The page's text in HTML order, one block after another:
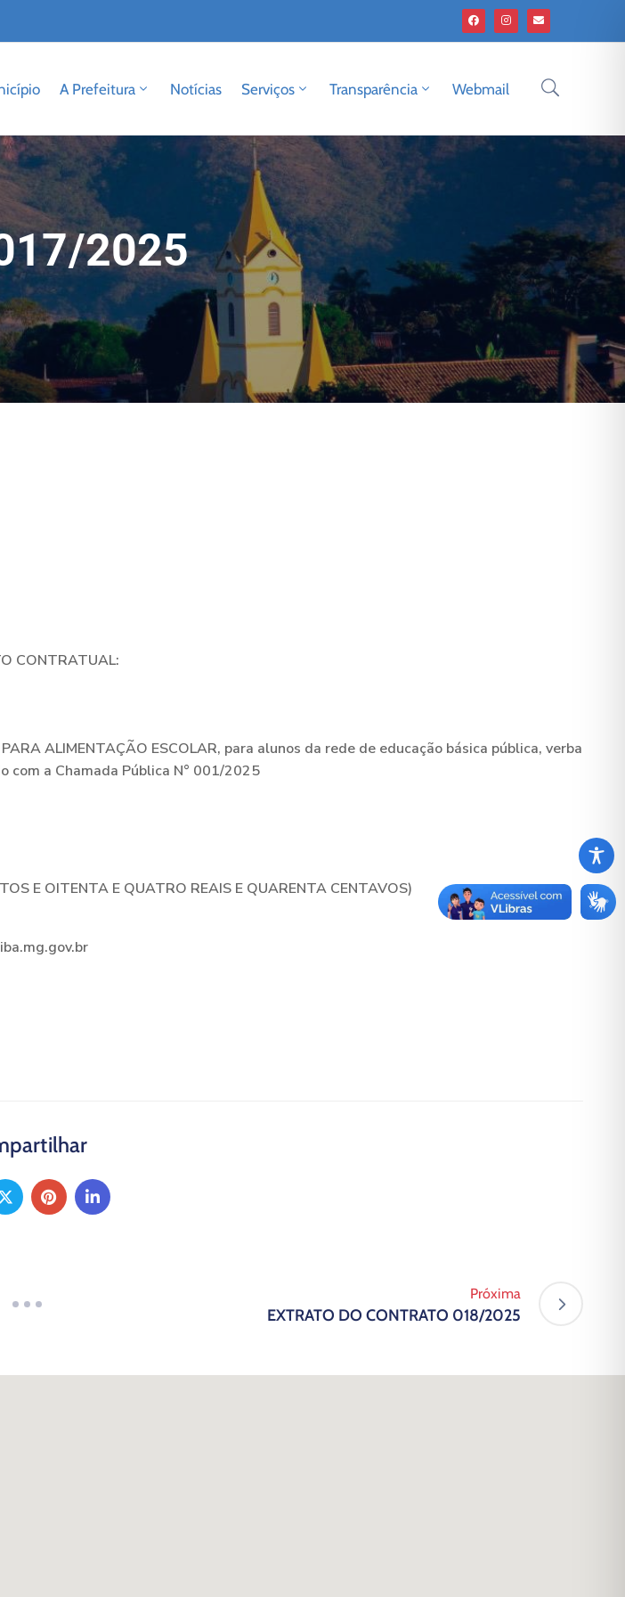
A Prefeitura Notícias Serviços Transparência Webmail
2025
CONTRATUAL:
ALIMENTAÇÃO ESCOLAR, para alunos da rede de educação básica pública, verba
com a Chamada Pública N° 001/2025
E OITENTA E QUATRO REAIS E QUARENTA CENTAVOS)
Próxima
EXTRATO DO CONTRATO 018/2025